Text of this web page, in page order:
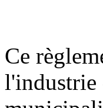
Ce
l'industrie